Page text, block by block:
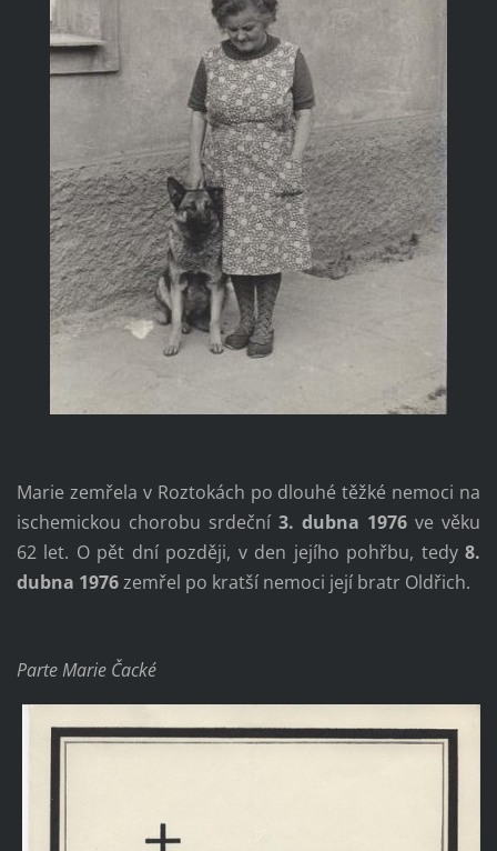
Marie zemřela v Roztokách po dlouhé těžké nemoci na
ischemickou chorobu srdeční 3. dubna 1976 ve věku
62 let. O pět dní později, v den jejího pohřbu, tedy8.
dubna 1976zemřel po kratší nemoci její bratr Oldřich.
Parte Marie Čacké